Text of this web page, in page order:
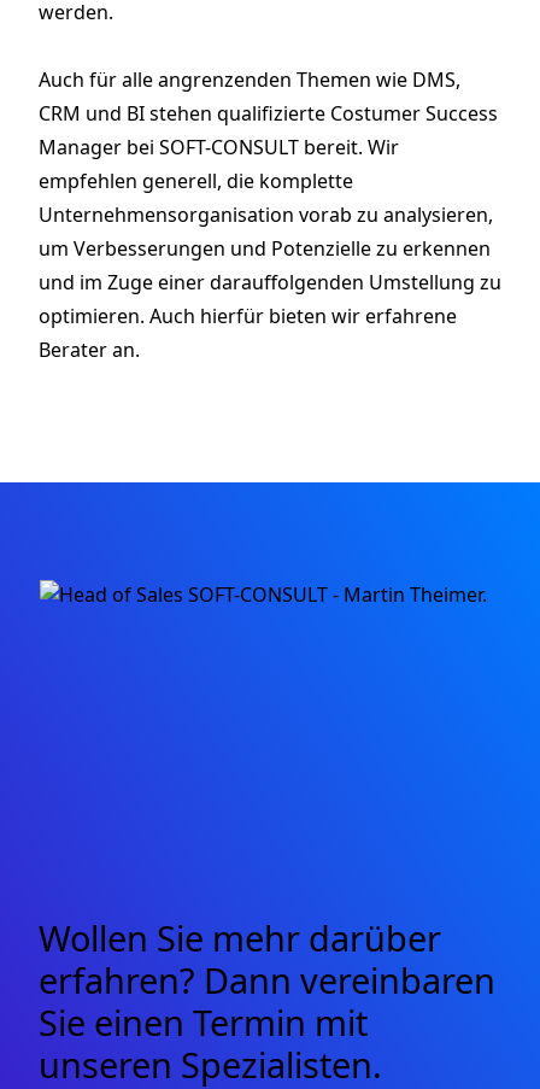
werden.
Auch für alle angrenzenden Themen wie DMS,
CRM und BI stehen qualifizierte Costumer Success
Manager bei SOFT-CONSULT bereit. Wir
empfehlen generell, die komplette
Unternehmensorganisation vorab zu analysieren,
um Verbesserungen und Potenzielle zu erkennen
und im Zuge einer darauffolgenden Umstellung zu
optimieren. Auch hierfür bieten wir erfahrene
Berater an.
Wollen Sie mehr darüber
erfahren? Dann vereinbaren
Sie einen Termin mit
unseren Spezialisten.